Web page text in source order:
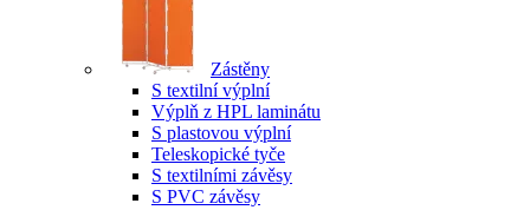
Zástěny
S textilní výplní
Výplň z HPL laminátu
S plastovou výplní
Teleskopické tyče
S textilními závěsy
S PVC závěsy